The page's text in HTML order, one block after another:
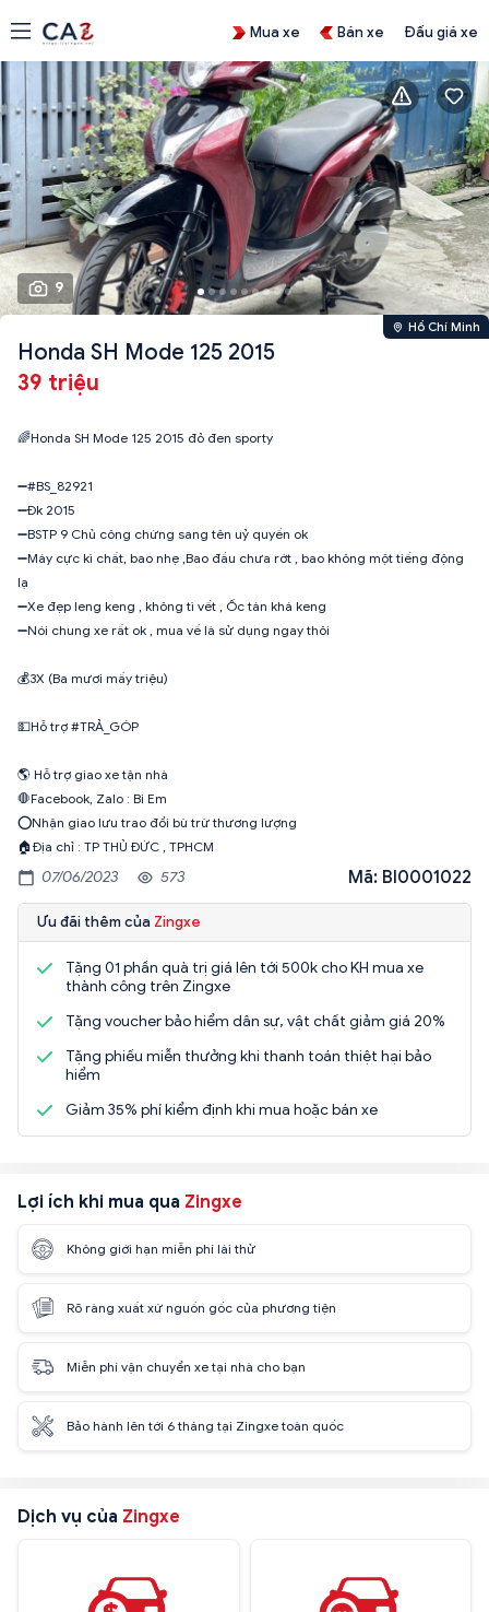
Mua xe Bán xe Đấu giá xe
9
Hồ Chí Minh
Honda SH Mode 125 2015
39 triệu
🌈Honda SH Mode 125 2015 đỏ đen sporty
➖#BS_82921
➖Đk 2015
➖BSTP 9 Chủ công chứng sang tên uỷ quyền ok
➖Máy cực kì chất, bao nhẹ ,Bao đầu chưa rớt , bao không một tiếng động
lạ
➖Xe đẹp leng keng , không tì vết , Ốc tán khá keng
➖Nói chung xe rất ok , mua về là sử dụng ngay thôi
💰3X (Ba mươi mấy triệu)
💵Hỗ trợ #TRẢ_GÓP
🌎 Hỗ trợ giao xe tận nhà
🛑Facebook, Zalo : Bi Em
⭕️Nhận giao lưu trao đổi bù trừ thương lượng
🏠Địa chỉ : TP THỦ ĐỨC , TPHCM
07/06/2023 573 Mã: BI0001022
Ưu đãi thêm của Zingxe
Tặng 01 phần quà trị giá lên tới 500k cho KH mua xe
thành công trên Zingxe
Tặng voucher bảo hiểm dân sự, vật chất giảm giá 20%
Tặng phiếu miễn thưởng khi thanh toán thiệt hại bảo
hiểm
Giảm 35% phí kiểm định khi mua hoặc bán xe
Lợi ích khi mua qua Zingxe
Không giới hạn miễn phí lái thử
Rõ ràng xuất xứ nguồn gốc của phương tiện
Miễn phí vận chuyển xe tại nhà cho bạn
Bảo hành lên tới 6 tháng tại Zingxe toàn quốc
Dịch vụ của Zingxe